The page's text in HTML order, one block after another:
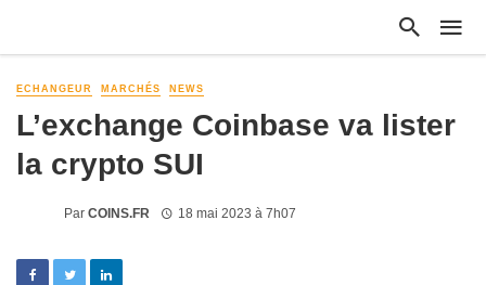
ECHANGEUR MARCHÉS NEWS
L’exchange Coinbase va lister
la crypto SUI
Par COINS.FR 18 mai 2023 à 7h07